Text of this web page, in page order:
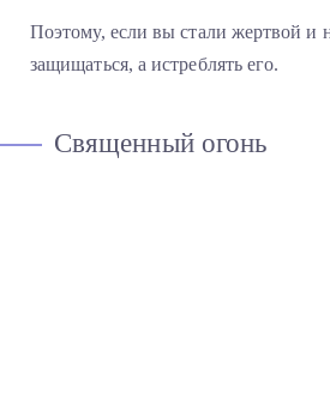
Поэтому, если вы стали жертвой и
защищаться, а истреблять его.
Священный огонь